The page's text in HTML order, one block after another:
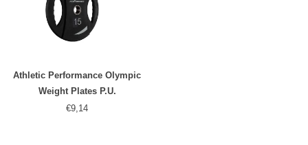
Athletic Performance Olympic
Weight Plates P.U.
€9,14